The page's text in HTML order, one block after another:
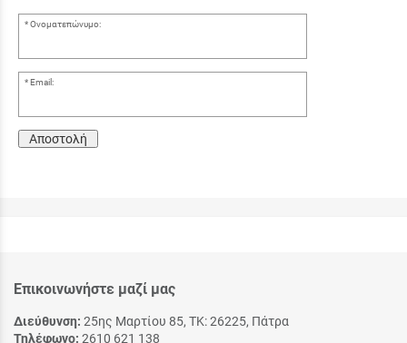
Ονοματεπώνυμο:
Email:
Αποστολή
Επικοινωνήστε μαζί μας
Διεύθυνση: 25ης Μαρτίου 85, ΤΚ: 26225, Πάτρα
Τηλέφωνο: 2610 621 138